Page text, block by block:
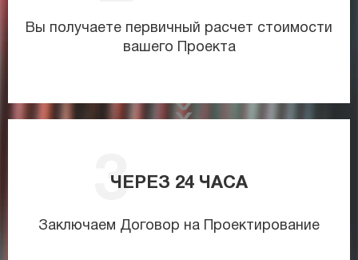
Вы получаете первичный расчет стоимости
вашего Проекта
ЧЕРЕЗ 24 ЧАСА
Заключаем Договор на Проектирование